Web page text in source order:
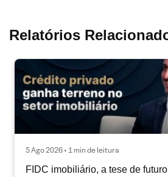
Relatórios
5 Ago 2026 • 1 min de leitura
FIDC imobiliário, a tese de